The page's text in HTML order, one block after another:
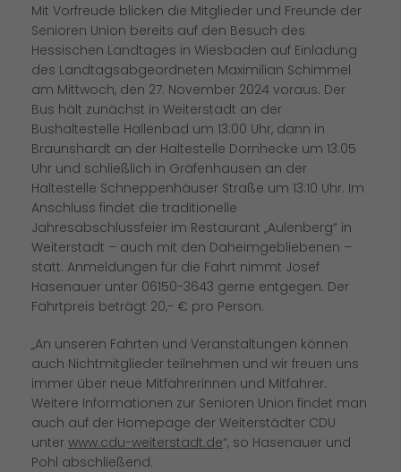
Mit Vorfreude blicken die Mitglieder und Freunde der
Senioren Union bereits auf den Besuch des
Hessischen Landtages in Wiesbaden auf Einladung
des Landtagsabgeordneten Maximilian Schimmel
am Mittwoch, den 27. November 2024 voraus. Der
Bus hält zunächst in Weiterstadt an der
Bushaltestelle Hallenbad um 13:00 Uhr, dann in
Braunshardt an der Haltestelle Dornhecke um 13:05
Uhr und schließlich in Gräfenhausen an der
Haltestelle Schneppenhäuser Straße um 13:10 Uhr. Im
Anschluss findet die traditionelle
Jahresabschlussfeier im Restaurant „Aulenberg“ in
Weiterstadt – auch mit den Daheimgebliebenen –
statt. Anmeldungen für die Fahrt nimmt Josef
Hasenauer unter 06150-3643 gerne entgegen. Der
Fahrtpreis beträgt 20,- € pro Person.
An unseren Fahrten und Veranstaltungen können
auch Nichtmitglieder teilnehmen und wir freuen uns
immer über neue Mitfahrerinnen und Mitfahrer.
Weitere Informationen zur Senioren Union findet man
auch auf der Homepage der Weiterstädter CDU
unter www.cdu-weiterstadt.de“, so Hasenauer und
Pohl abschließend.